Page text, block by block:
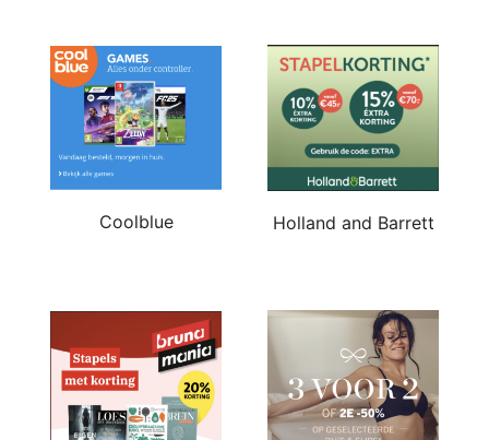
Coolblue Holland and Barrett